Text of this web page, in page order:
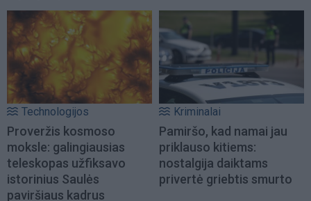
Technologijos
Proveržis kosmoso
moksle: galingiausias
teleskopas užfiksavo
istorinius Saulės
paviršiaus kadrus
Kriminalai
Pamiršo, kad namai jau
priklauso kitiems:
nostalgija daiktams
privertė griebtis smurto